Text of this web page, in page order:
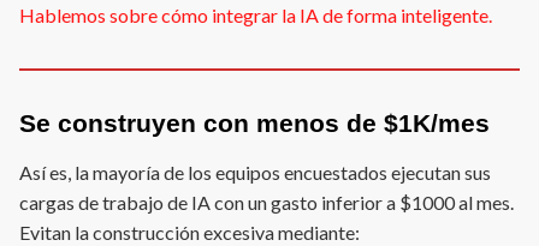
Hablemos sobre cómo integrar la IA de forma inteligente.
Se construyen con menos de $1K/mes
Así es, la mayoría de los equipos encuestados ejecutan sus
cargas de trabajo de IA con un gasto inferior a $1000 al mes.
Evitan la construcción excesiva mediante: